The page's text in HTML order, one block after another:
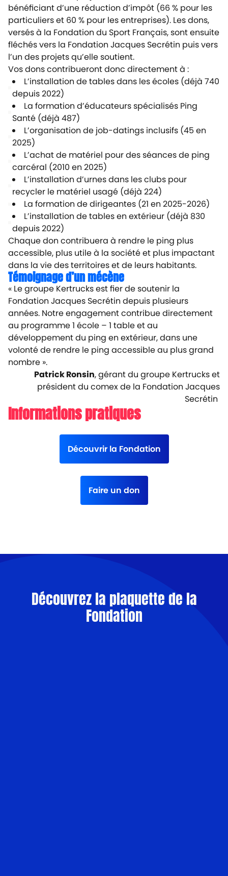
bénéficiant d’une réduction d’impôt (66 % pour les
particuliers et 60 % pour les entreprises). Les dons,
versés à la Fondation du Sport Français, sont ensuite
fléchés vers la Fondation Jacques Secrétin puis vers
l’un des projets qu’elle soutient.
Vos dons contribueront donc directement à :
L’installation de tables dans les écoles (déjà 740
depuis 2022)
La formation d’éducateurs spécialisés Ping
Santé (déjà 487)
L’organisation de job-datings inclusifs (45 en
2025)
L’achat de matériel pour des séances de ping
carcéral (2010 en 2025)
L’installation d’urnes dans les clubs pour
recycler le matériel usagé (déjà 224)
La formation de dirigeantes (21 en 2025-2026)
L’installation de tables en extérieur (déjà 830
depuis 2022)
Chaque don contribuera à rendre le ping plus
accessible, plus utile à la société et plus impactant
dans la vie des territoires et de leurs habitants.
Témoignage d’un mécène
« Le groupe Kertrucks est fier de soutenir la
Fondation Jacques Secrétin depuis plusieurs
années. Notre engagement contribue directement
au programme 1 école – 1 table et au
développement du ping en extérieur, dans une
volonté de rendre le ping accessible au plus grand
nombre ».
Patrick Ronsin, gérant du groupe Kertrucks et
président du comex de la Fondation Jacques
Secrétin
Informations pratiques
Découvrir la Fondation
Faire un don
Découvrez la plaquette de la
Fondation